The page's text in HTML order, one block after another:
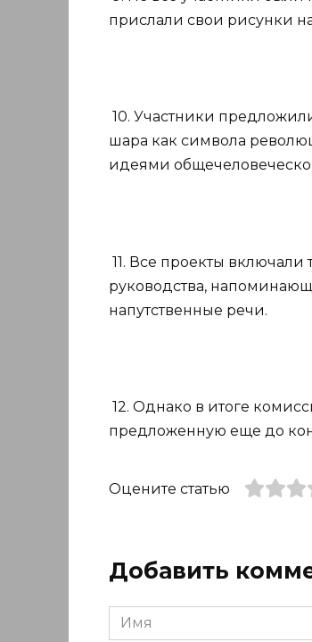
прислали свои рисунки
10. Участники
шара как символа
идеями
11. Все проекты
руководства,
напутственные речи.
12. Однако в итоге
предложенную еще до
Оцените статью
Добавить
Имя
*